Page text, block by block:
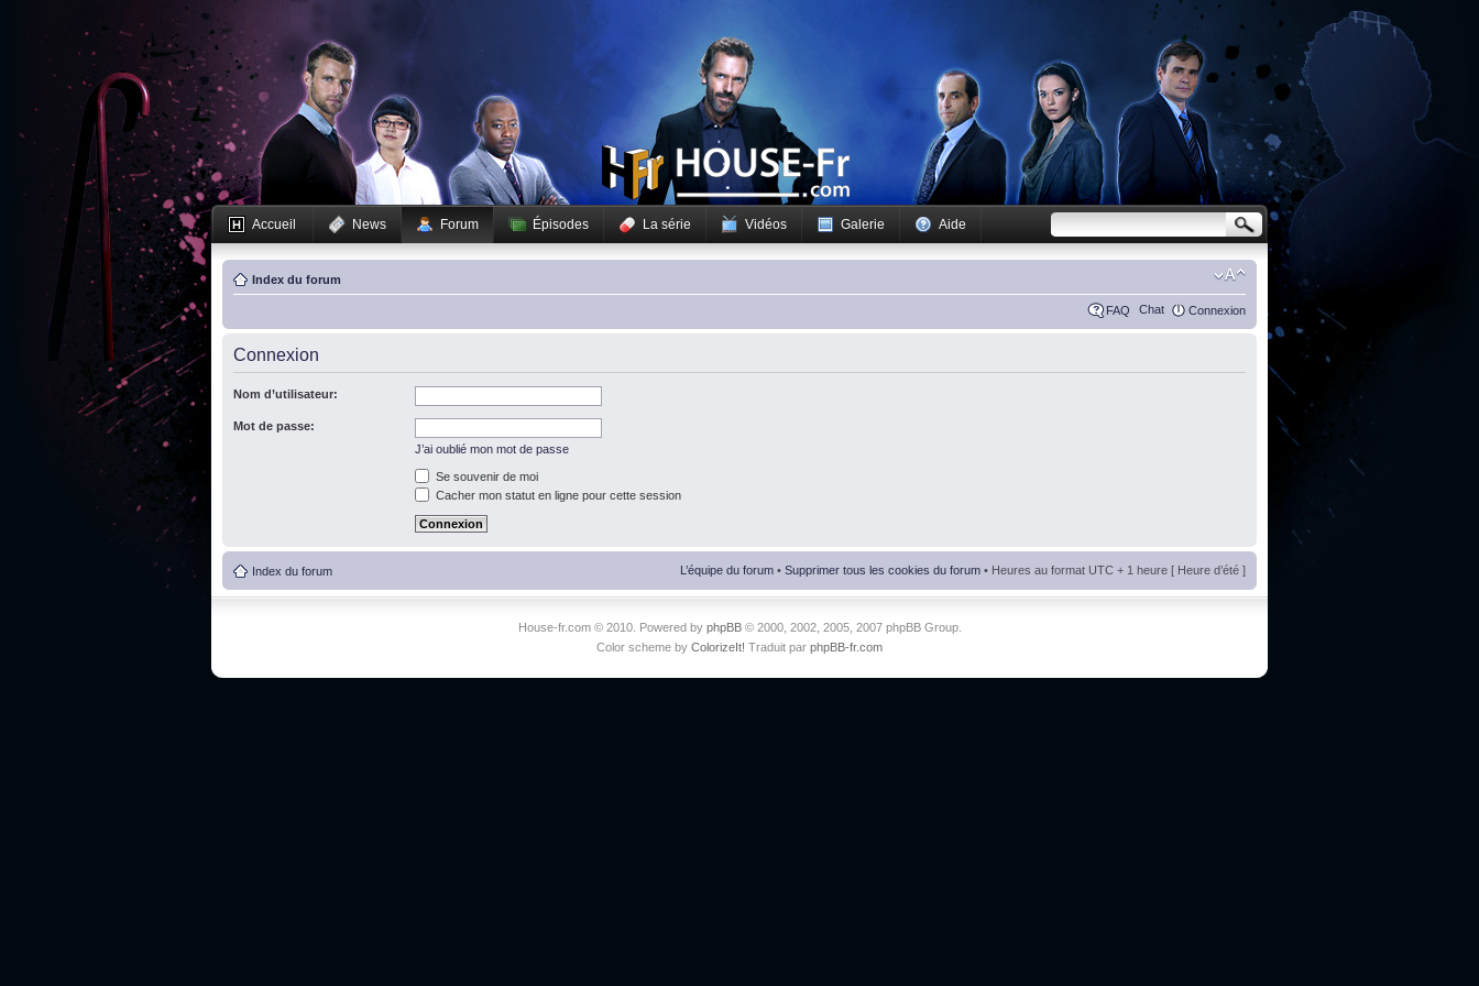
Accueil News Forum Épisodes La série Vidéos Galerie Aide
Index du forum
FAQ Chat Connexion
Connexion
Nom d’utilisateur:
Mot de passe:
J’ai oublié mon mot de passe
Se souvenir de moi
Cacher mon statut en ligne pour cette session
Index du forum L’équipe du forum • Supprimer tous les cookies du forum • Heures au format UTC + 1 heure [ Heure d’été ]
House-fr.com © 2010. Powered by phpBB© 2000, 2002, 2005, 2007 phpBB Group.
Color scheme by ColorizeIt! Traduit par phpBB-fr.com